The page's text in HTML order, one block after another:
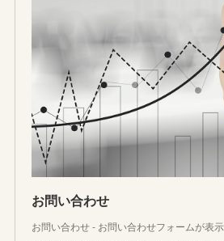
お問い合わせ
お問い合わせ - お問い合わせフォームが表